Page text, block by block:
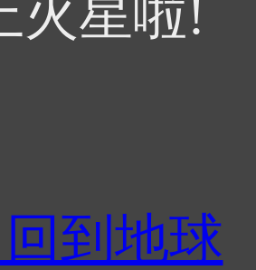
火星啦!
到地球